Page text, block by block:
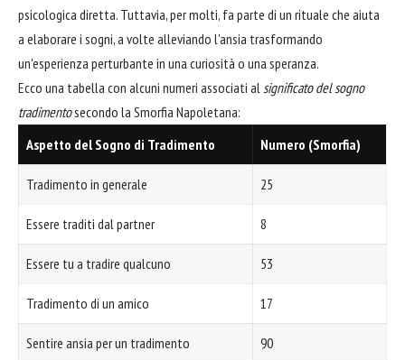
psicologica diretta. Tuttavia, per molti, fa parte di un rituale che aiuta
a elaborare i sogni, a volte alleviando l'ansia trasformando
un'esperienza perturbante in una curiosità o una speranza.
Ecco una tabella con alcuni numeri associati al significato del sogno
tradimentosecondo la Smorfia Napoletana:
Aspetto del Sogno di Tradimento
Numero (Smorfia)
Tradimento in generale 25
Essere traditi dal partner 8
Essere tu a tradire qualcuno 53
Tradimento di un amico 17
Sentire ansia per un tradimento 90